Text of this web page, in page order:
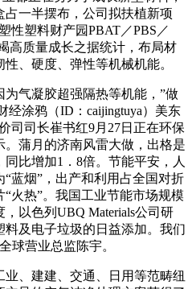
一半摆布，公司拟扶植新项
性塑料财产园PBAT／PBS／
高质量成长之据统计，布局材
、硬度、弹性等机械机能。
气凝胶超强隔热等机能，”做
经涂鸦（ID：caijingtuya）美东
司司长崔书红9月27日正在环保
蒲月的济南风雷大做，出格是
比增加1．8倍。节能平安，人
蓝烟”，出产和利用占全国对折
火热”。我国工业节能市场规模
以色列UBQ Materials公司研
及电子垃圾的日益添加。我们
球营业总监陈宇。
、建建、交通、日用等范畴纽